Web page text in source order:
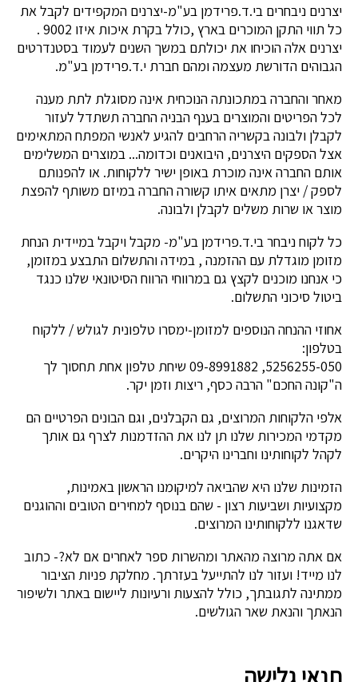
יצרנים ניבחרים בי.ד.פרידמן בע"מ-יצרנים המקפידים לקבל את
כל תווי התקן המוכרים בארץ ,כולל בקרת איכות איזו 9002 .
יצרנים אלה הוכיחו את יכולתם במשך השנים לעמוד בסטנדרטים
הגבוהים הדורשת מעצמה ומהם חברת י.ד.פרידמן בע"מ.
מאחר והחברה במתכונתה הנוכחית אינה מסוגלת לתת מענה
לכל הפריטים והמוצרים בענף הבניה החברה תשתדל לעזור
לקבלן ולבונה בקשריה הרחבים להגיע לאנשי המפתח המתאימים
אצל הספקים היצרנים, היבואנים וכדומה... במוצרים המשלימים
אותם החברה אינה מוכרת באופן ישיר ללקוחות. או להפנותם
לספק / יצרן מתאים איתו קשורה החברה במיזם משותף להפצת
מוצר או שרות משלים לקבלן ולבונה.
כל לקוח ניבחר בי.ד.פרידמן בע"מ- מקבל ויקבל במיידית הנחת
מזומן מוגדלת עם ההזמנה , במידה והתשלום התבצע במזומן,
כי אנחנו מוכנים לקצץ גם במרווחי הרווח הסיטונאי שלנו כנגד
ביטול סיכוני התשלום.
אחוזי ההנחה הנוספים למזומן-ימסרו טלפונית לגולש / ללקוח
בטלפון:
5256255-050, 09-8991882 שיחת טלפון אחת תחסוך לך
ה"קונה החכם" הרבה כסף, ריצות וזמן יקר.
אלפי הלקוחות המרוצים, גם הקבלנים, וגם הבונים הפרטיים הם
מקדמי המכירות שלנו תן לנו את ההזדמנות לצרף גם אותך
לקהל לקוחותינו וחברינו היקרים.
הזמינות שלנו היא שהביאה למיקומנו הראשון באמינות,
מקצועיות ושביעות רצון - שהם בנוסף למחירים הטובים וההוגנים
שדאגנו ללקוחותינו המרוצים.
אם אתה מרוצה מהאתר ומהשרות ספר לאחרים אם לא?- כתוב
לנו מייד! ועזור לנו להתייעל בעזרתך. מחלקת פניות הציבור
ממתינה לתגובתך, כולל להצעות ורעיונות ליישום באתר ולשיפור
הנאתך והנאת שאר הגולשים.